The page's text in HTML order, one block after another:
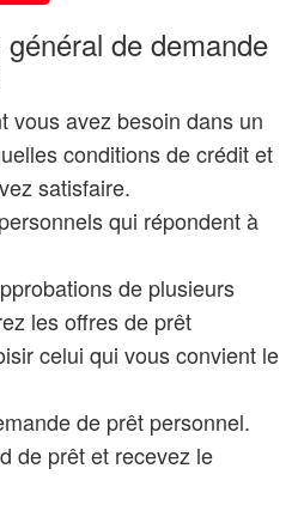
de demande
vous avez besoin dans un
conditions de crédit et
satisfaire.
qui répondent à
de plusieurs
les offres de prêt
celui qui vous convient le
de prêt personnel.
de prêt et recevez le